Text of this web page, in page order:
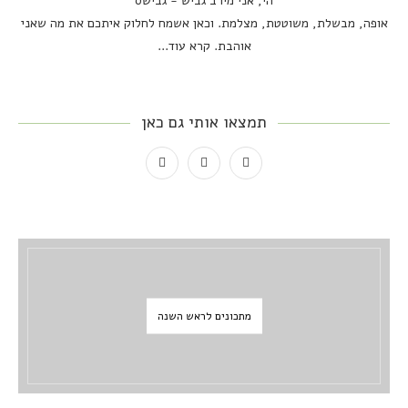
אופה, מבשלת, משוטטת, מצלמת. וכאן אשמח לחלוק איתכם את מה שאני
אוהבת. קרא עוד...
תמצאו אותי גם כאן
מתכונים לראש השנה